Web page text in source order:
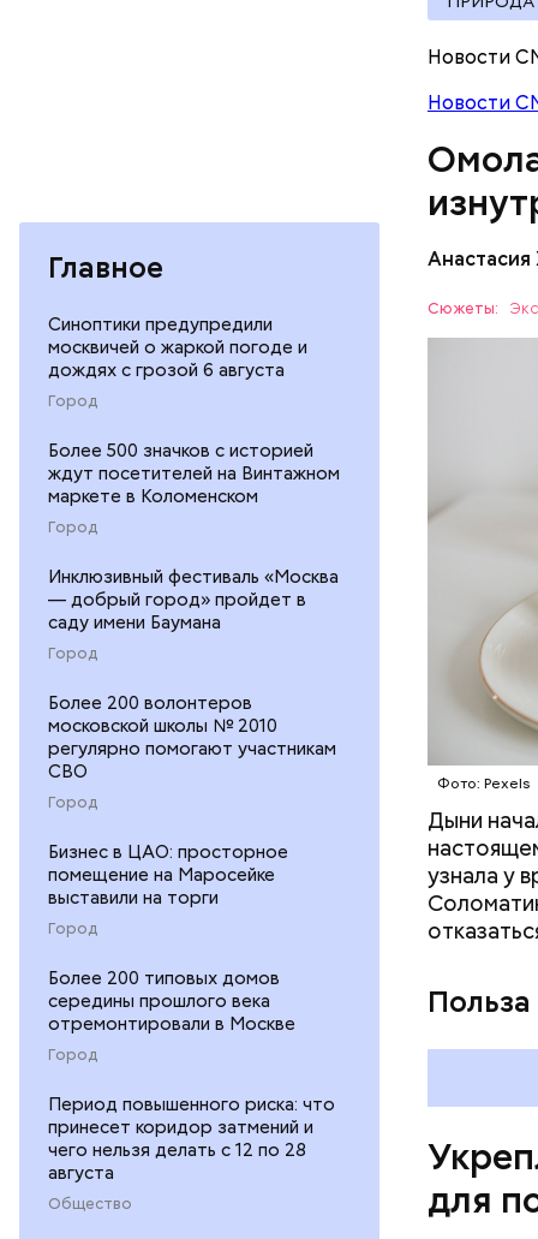
Главное
Синоптики предупредили
москвичей о жаркой погоде и
дождях с грозой 6 августа
Город
Более 500 значков с историей
ждут посетителей на Винтажном
маркете в Коломенском
Город
Инклюзивный фестиваль «Москва
— добрый город» пройдет в
саду имени Баумана
Город
Более 200 волонтеров
московской школы № 2010
регулярно помогают участникам
СВО
Город
Бизнес в ЦАО: просторное
помещение на Маросейке
выставили на торги
Город
Более 200 типовых домов
середины прошлого века
отремонтировали в Москве
Город
Период повышенного риска: что
принесет коридор затмений и
чего нельзя делать с 12 по 28
августа
Общество
Новости
Новости
Сюжеты:
Фото: Pexels
Дыни
узнала у
Дыня
ряда
лютеин
наше
калий
для
— Если
По
щавель в